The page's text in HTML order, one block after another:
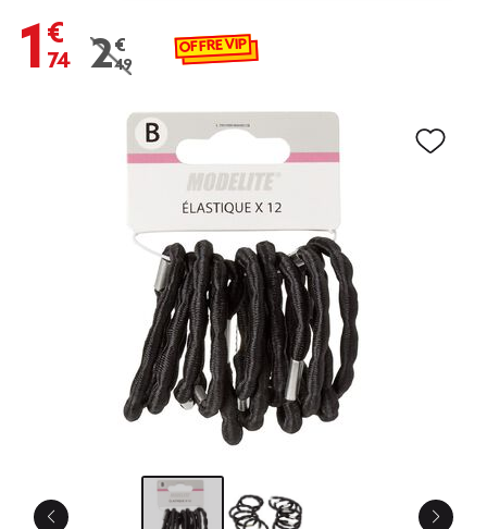
1,74 €
Prix remisé de 2,49 € à 1,74 €
2,49 € OFFRE VIP